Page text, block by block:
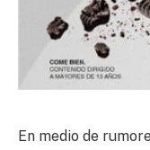
En medio de